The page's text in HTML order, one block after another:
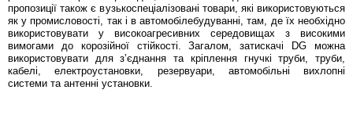
пропозиції також є вузькоспеціалізовані товари, які використовуються
як у промисловості, так і в автомобілебудуванні, там, де їх необхідно
використовувати у високоагресивних середовищах з високими
вимогами до корозійної стійкості. Загалом, затискачі DG можна
використовувати для з’єднання та кріплення гнучкі труби, труби,
кабелі, електроустановки, резервуари, автомобільні вихлопні
системи та антенні установки.